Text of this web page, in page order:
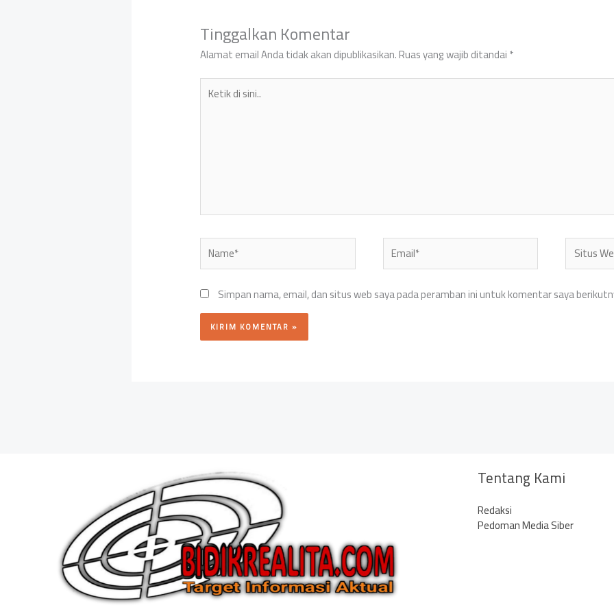
Tinggalkan Komentar
Alamat email Anda tidak akan dipublikasikan.Ruas yang wajib ditandai*
Ketik
Name* Email* Situs
Web
Simpan nama, email, dan situs web saya pada peramban ini untuk komentar saya
Tentang Kami
Redaksi
Pedoman Media Siber